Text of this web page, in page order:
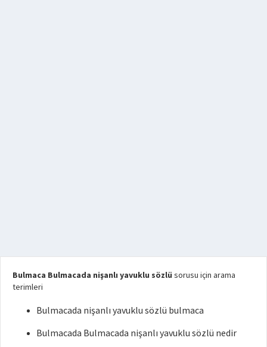
Bulmaca Bulmacada nişanlı yavuklu sözlü sorusu için arama
terimleri
Bulmacada nişanlı yavuklu sözlü bulmaca
Bulmacada Bulmacada nişanlı yavuklu sözlü nedir